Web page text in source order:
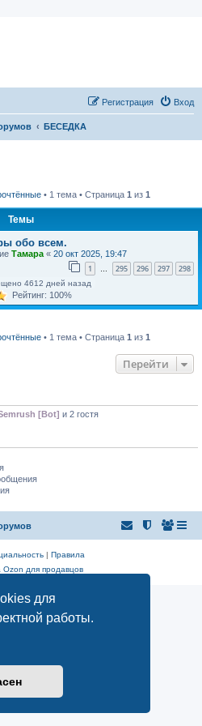
для
работы.
Вход
Регистрация
БЕСЕДКА
• 1 тема • Страница 1 из 1
Темы
обо всем.
Тамара « 20 окт 2025, 19:47
1 … 295 296 297 298
4612 дней назад
Рейтинг: 100%
• 1 тема • Страница 1 из 1
Перейти
[Bot] и 2 гостя
| Правила
Ozon для продавцов